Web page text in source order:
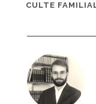
CULTE